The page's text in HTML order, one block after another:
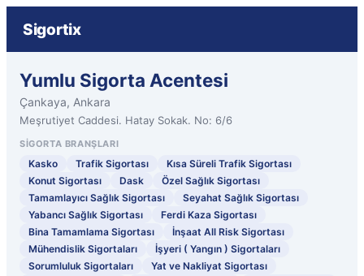
Sigortix
Yumlu Sigorta Acentesi
Çankaya, Ankara
Meşrutiyet Caddesi. Hatay Sokak. No: 6/6
SIGORTA BRANŞLARI
Kasko Trafik Sigortası
Kısa Süreli Trafik Sigortası
Konut Sigortası
Dask
Özel Sağlık Sigortası
Tamamlayıcı Sağlık Sigortası
Seyahat Sağlık Sigortası
Yabancı Sağlık Sigortası
Ferdi Kaza Sigortası
Bina Tamamlama Sigortası
İnşaat All Risk Sigortası
Mühendislik Sigortaları
İşyeri ( Yangın ) Sigortaları
Sorumluluk Sigortaları
Yat ve Nakliyat Sigortası